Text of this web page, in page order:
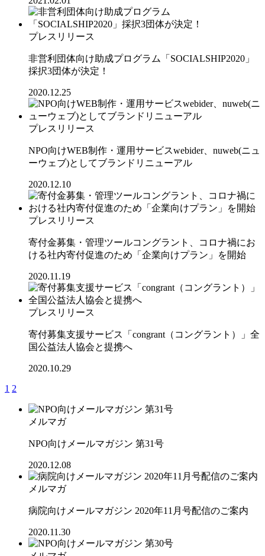
プレスリリース
非営利団体向け助成プログラム「SOCIALSHIP2020」
採択3団体が決定！
2020.12.25
プレスリリース
NPO向けWEB制作・運用サービスwebider、nuweb(ニュ
ーウェブ)としてブランドリニューアル
2020.12.10
プレスリリース
寄付金募集・管理ツールコングラント、コロナ禍にお
ける社内寄付促進のため「企業向けプラン」を開始
2020.11.19
プレスリリース
寄付募集支援サービス「congrant（コングラント）」全
国公益法人協会と提携へ
2020.10.29
1 2
メルマガ
NPO向けメールマガジン 第31号
2020.12.08
メルマガ
病院向けメールマガジン 2020年11月号配信のご案内
2020.11.30